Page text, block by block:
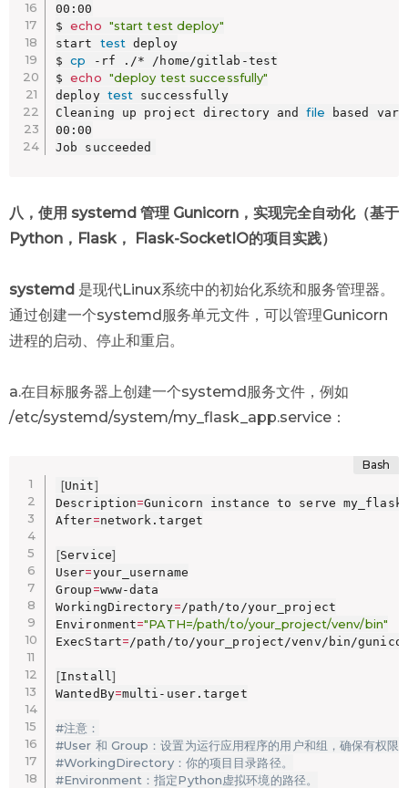
00:00
$ echo "start test deploy"
start test deploy
$ cp -rf ./* /home/gitlab-test
$ echo "deploy test successfully"
deploy test successfully
Cleaning up project directory and file based
00:00
Job succeeded
八，使用 systemd 管理 Gunicorn，实现完全自动化（基于
Python，Flask， Flask-SocketIO的项目实践）
systemd 是现代Linux系统中的初始化系统和服务管理器。
通过创建一个systemd服务单元文件，可以管理Gunicorn
进程的启动、停止和重启。
a.在目标服务器上创建一个systemd服务文件，例如
/etc/systemd/system/my_flask_app.service：
[Unit]
Description=Gunicorn instance to serve
After=network.target
[Service]
User=your_username
Group =www-data
WorkingDirectory= /path/to/your_project
Environment="PATH=/path/to/your_project/venv/bin"
ExecStart= /path/to/your_project/venv/bin/
[Install ]
WantedBy=multi-user.target
#注意：
#User 和 Group：设置为运行应用程序的用户和组，确保有权限
#WorkingDirectory：你的项目目录路径。
#Environment：指定Python虚拟环境的路径。